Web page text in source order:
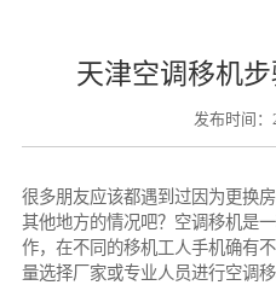
天津空调移机
发布时间：
很多朋友应该都遇到过因为更换
其他地方的情况吧？空调移机是
作，在不同的移机工人手机确有
量选择厂家或专业人员进行空调